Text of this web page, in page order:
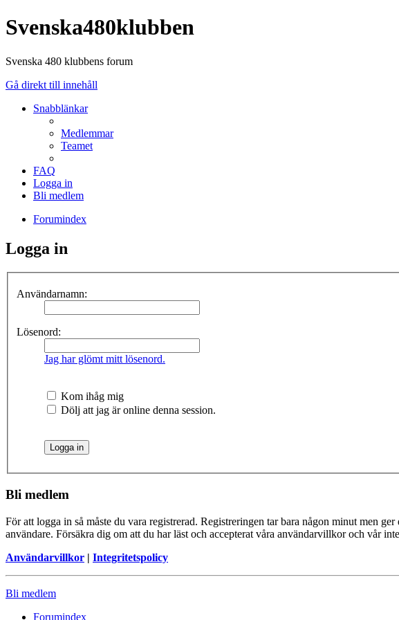
Svenska480klubben
Svenska 480 klubbens forum
Gå direkt till innehåll
Snabblänkar
Medlemmar
Teamet
FAQ
Logga in
Bli medlem
Forumindex
Logga in
Användarnamn:
Lösenord:
Jag har glömt mitt lösenord.
Kom ihåg mig
Dölj att jag är online denna session.
Bli medlem
För att logga in så måste du vara registrerad. Registreringen tar bara någon minut men
användare. Försäkra dig om att du har läst och accepterat våra användarvillkor och vår
Användarvillkor | Integritetspolicy
Bli medlem
Forumindex